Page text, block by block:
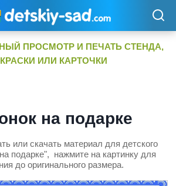
ПРОСМОТР И ПЕЧАТЬ СТЕНДА,
ИЛИ КАРТОЧКИ
на подарке
или скачать материал для детского
подарке", нажмите на картинку для
до оригинального размера.